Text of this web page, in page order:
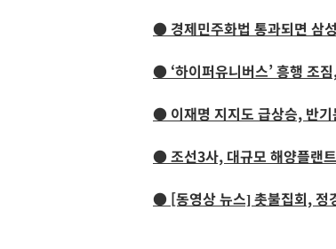
● 경제민주화법 통과되면 삼
● ‘하이퍼유니버스’ 흥행 조
● 이재명 지지도 급상승, 반
● 조선3사, 대규모 해양플랜
● [동영상 뉴스] 촛불집회, 정